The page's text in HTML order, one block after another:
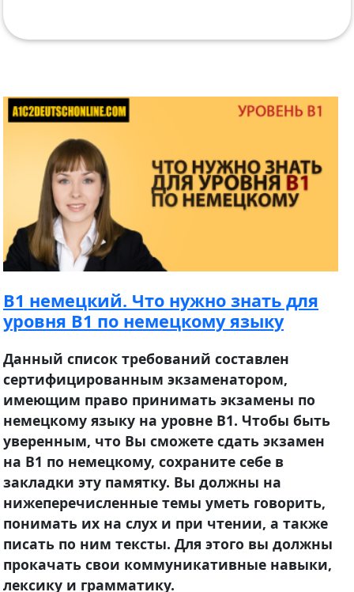
B1 немецкий. Что нужно знать для
уровня B1 по немецкому языку
Данный список требований составлен
сертифицированным экзаменатором,
имеющим право принимать экзамены по
немецкому языку на уровне B1. Чтобы быть
уверенным, что Вы сможете сдать экзамен
на B1 по немецкому, сохраните себе в
закладки эту памятку. Вы должны на
нижеперечисленные темы уметь говорить,
понимать их на слух и при чтении, а также
писать по ним тексты. Для этого вы должны
прокачать свои коммуникативные навыки,
лексику и грамматику.